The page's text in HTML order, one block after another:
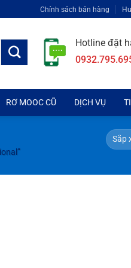
Chính sách bán hàng
Hotline đặt
RƠ MOOC CŨ DỊCH VỤ